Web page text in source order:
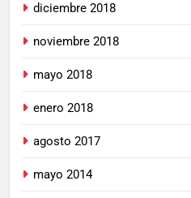
diciembre 2018
noviembre 2018
mayo 2018
enero 2018
agosto 2017
mayo 2014